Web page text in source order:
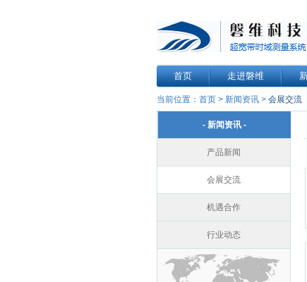
首页 走进磐维
当前位置： 首页 > 新闻资讯 > 会展交流
- 新闻资讯 -
产品新闻
会展交流
机遇合作
行业动态